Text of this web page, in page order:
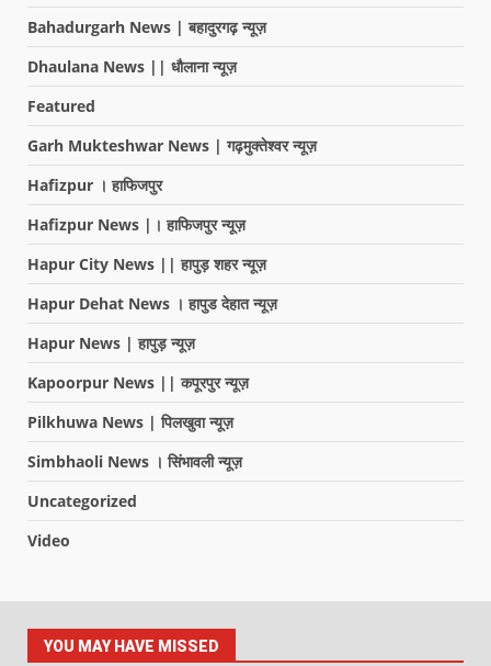
Bahadurgarh News | बहादुरगढ़ न्यूज़
Dhaulana News || धौलाना न्यूज़
Featured
Garh Mukteshwar News | गढ़मुक्तेश्वर न्यूज़
Hafizpur । हाफिजपुर
Hafizpur News |। हाफिजपुर न्यूज़
Hapur City News || हापुड़ शहर न्यूज़
Hapur Dehat News । हापुड देहात न्यूज़
Hapur News | हापुड़ न्यूज़
Kapoorpur News || कपूरपुर न्यूज़
Pilkhuwa News | पिलखुवा न्यूज़
Simbhaoli News । सिंभावली न्यूज़
Uncategorized
Video
YOU MAY HAVE MISSED